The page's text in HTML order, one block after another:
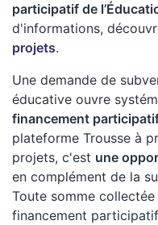
participatif de
d'informations,
projets.
Une demande de
éducative ouvre
financement
plateforme Trousse à
projets, c'est une
en complément de la
Toute somme
financement